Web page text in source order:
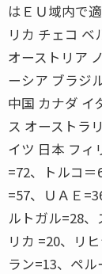
はＥＵ域内で
リカ チェコ ベ
オーストリア
ーシア ブラジ
中国 カナダ イ
ス オーストラ
イツ 日本 フィ
=72、トルコ
=57、ＵＡＥ
ルトガル=28
リカ =20、リ
ラン=13、ペ